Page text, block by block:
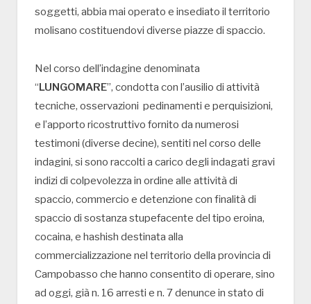
soggetti, abbia mai operato e insediato il territorio
molisano costituendovi diverse piazze di spaccio.
Nel corso dell’indagine denominata
“LUNGOMARE”, condotta con l’ausilio di attività
tecniche, osservazioni pedinamenti e perquisizioni,
e l’apporto ricostruttivo fornito da numerosi
testimoni (diverse decine), sentiti nel corso delle
indagini, si sono raccolti a carico degli indagati gravi
indizi di colpevolezza in ordine alle attività di
spaccio, commercio e detenzione con finalità di
spaccio di sostanza stupefacente del tipo eroina,
cocaina, e hashish destinata alla
commercializzazione nel territorio della provincia di
Campobasso che hanno consentito di operare, sino
ad oggi, già n. 16 arresti e n. 7 denunce in stato di